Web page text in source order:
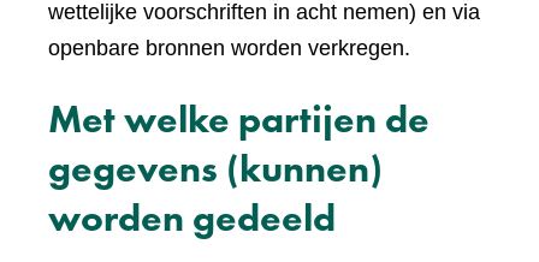
wettelijke voorschriften in acht nemen) en via
openbare bronnen worden verkregen.
Met welke partijen de
gegevens (kunnen)
worden gedeeld